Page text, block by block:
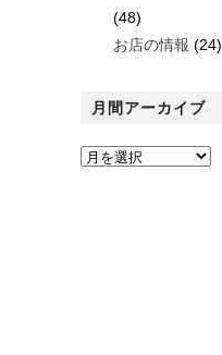
(48)
お店の情報 (24)
月間アーカイブ